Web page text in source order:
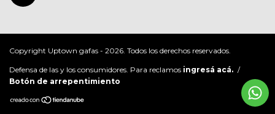
Copyright Uptown gafas - 2026. Todos los derechos reservados.
Defensa de las y los consumidores. Para reclamos ingresá acá. /
Botón de arrepentimiento